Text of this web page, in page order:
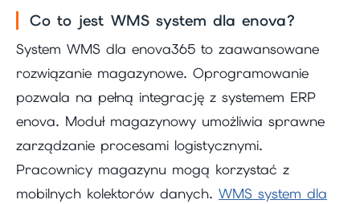
Co to jest WMS system dla enova?
System WMS dla enova365 to zaawansowane
rozwiązanie magazynowe. Oprogramowanie
pozwala na pełną integrację z systemem ERP
enova. Moduł magazynowy umożliwia sprawne
zarządzanie procesami logistycznymi.
Pracownicy magazynu mogą korzystać z
mobilnych kolektorów danych. WMS system dla